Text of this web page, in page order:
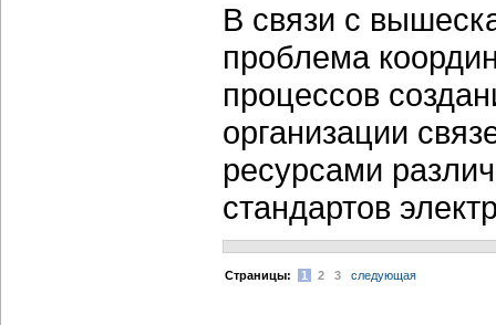
В связи с
проблема
процессов
организации
ресурсами
стандартов
Cтраницы: 1 2 3 следующая